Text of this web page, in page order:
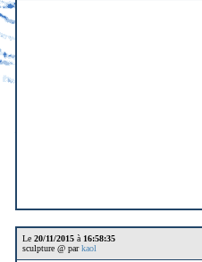
Le 20/11/2015à 16:58:35
sculpture @ parkaol